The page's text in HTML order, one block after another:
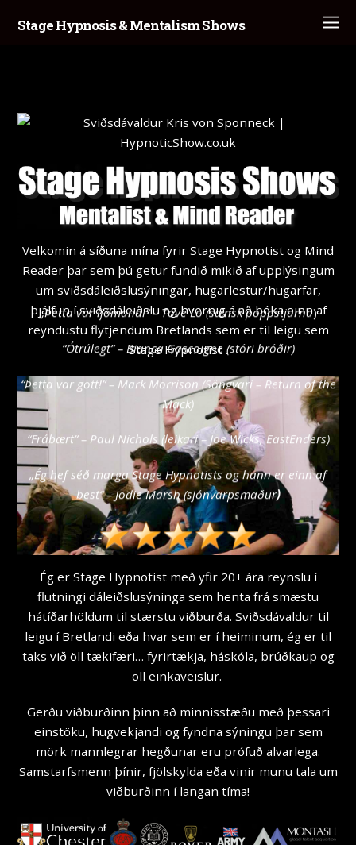
Stage Hypnosis & Mentalism Shows
Velkomin á síðuna mína fyrir Stage Hypnotist og Mind
Reader þar sem þú getur fundið mikið af upplýsingum
um sviðsdáleiðslusýningar, hugarlestur/hugarfar,
þjálfun í sviðsdáleiðslu og hvernig á að bóka einn af
reyndustu flytjendum Bretlands sem er til leigu sem
Stage Hypnotist .
Ég er Stage Hypnotist með yfir 20+ ára reynslu í
flutningi dáleiðslusýninga sem henta frá smæstu
hátíðarhöldum til stærstu viðburða. Sviðsdávaldur til
leigu í Bretlandi eða hvar sem er í heiminum, ég er til
taks við öll tækifæri… fyrirtækja, háskóla, brúðkaup og
öll einkaveislur.
Gerðu viðburðinn þinn að minnisstæðu með þessari
einstöku, hugvekjandi og fyndna sýningu þar sem
mörk mannlegrar hegðunar eru prófuð alvarlega.
Samstarfsmenn þínir, fjölskylda eða vinir munu tala um
viðburðinn í langan tíma!
„Þetta var ljómandi“ – Tove Lo (sænsk poppstjarna)
“Ótrúlegt” – Bianca Gascoigne (stóri bróðir)
“Þetta var gott!” – Mark Morrison (Söngvari – Return of the
Mack)
“Frábært” – Paul Nichols (leikari – Joe Wicks, EastEnders)
„Ég hef séð marga Stage Hypnotists og hann er einn af
best“ – Jodie Marsh (sjónvarpsmaður)